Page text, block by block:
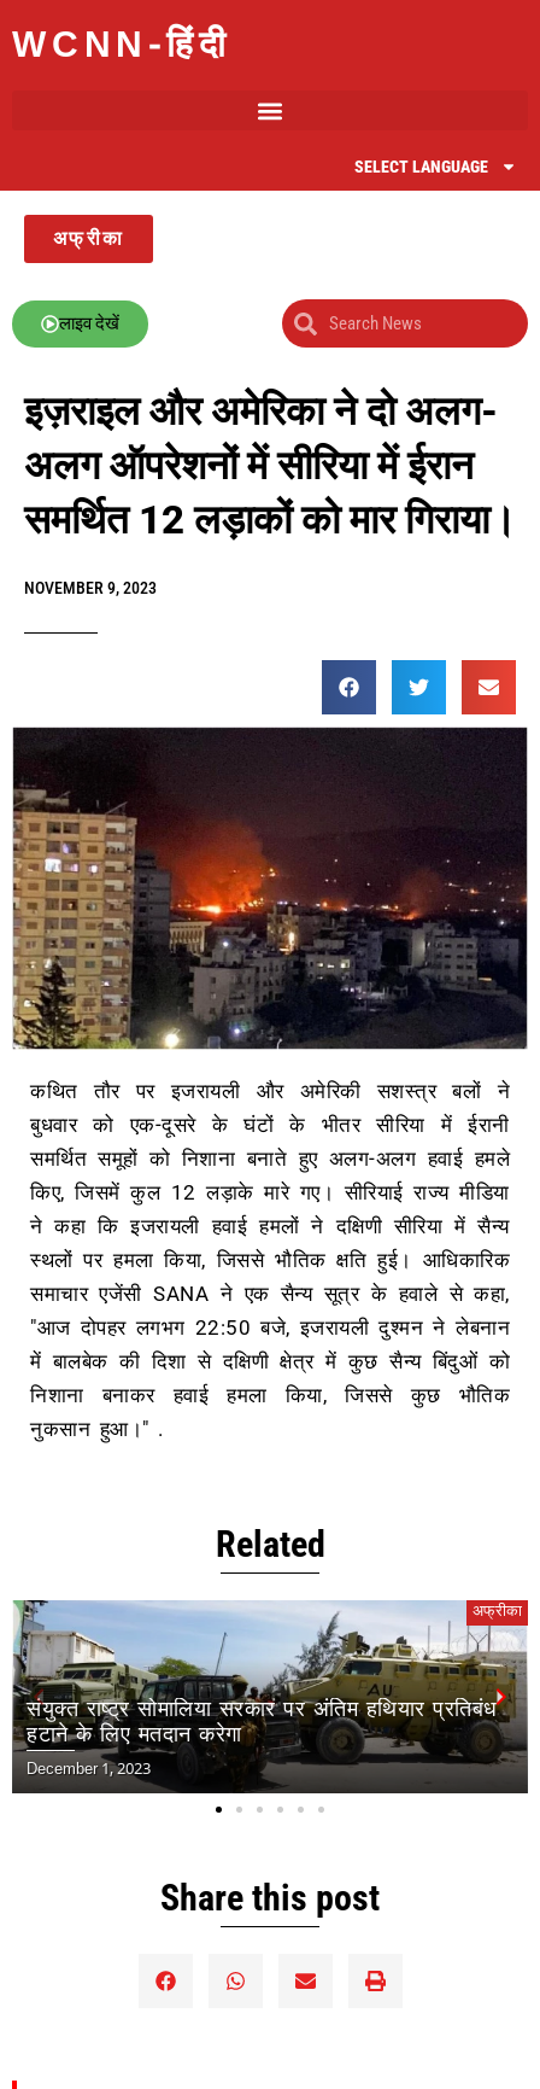
WCNN-हिंदी
SELECT LANGUAGE
अफ्रीका
लाइव देखें
इज़राइल और अमेरिका ने दो अलग-
अलग ऑपरेशनों में सीरिया में ईरान
समर्थित 12 लड़ाकों को मार गिराया।
NOVEMBER 9, 2023
कथित तौर पर इजरायली और अमेरिकी सशस्त्र बलों ने
बुधवार को एक-दूसरे के घंटों के भीतर सीरिया में ईरानी
समर्थित समूहों को निशाना बनाते हुए अलग-अलग हवाई हमले
किए, जिसमें कुल 12 लड़ाके मारे गए। सीरियाई राज्य मीडिया
ने कहा कि इजरायली हवाई हमलों ने दक्षिणी सीरिया में सैन्य
स्थलों पर हमला किया, जिससे भौतिक क्षति हुई। आधिकारिक
समाचार एजेंसी SANA ने एक सैन्य सूत्र के हवाले से कहा,
"आज दोपहर लगभग 22:50 बजे, इजरायली दुश्मन ने लेबनान
में बालबेक की दिशा से दक्षिणी क्षेत्र में कुछ सैन्य बिंदुओं को
निशाना बनाकर हवाई हमला किया, जिससे कुछ भौतिक
नुकसान हुआ।" .
Related
अफ्रीका
प्रतिबंध
अफ़्रीका की सार्वजनिक स्वास्थ्य एजेंसी
जलवायु परिवर्तन मानव स्वास्थ्य के लिए
November 30, 2023
Share this post